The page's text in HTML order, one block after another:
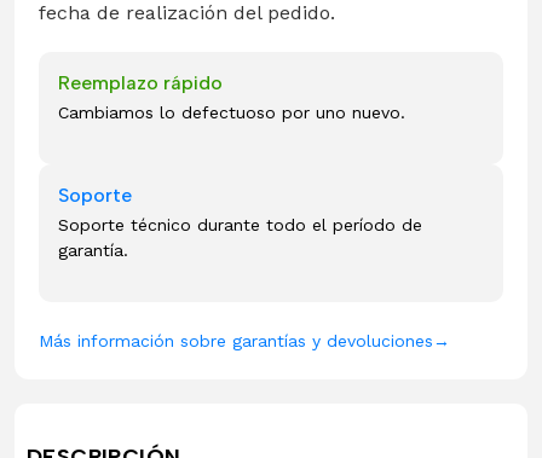
fecha de realización del pedido.
Reemplazo rápido
Cambiamos lo defectuoso por uno nuevo.
Soporte
Soporte técnico durante todo el período de
garantía.
Más información sobre garantías y devoluciones→